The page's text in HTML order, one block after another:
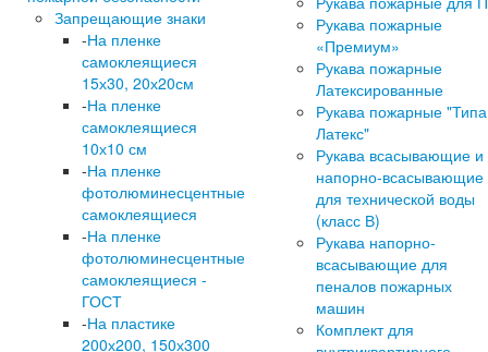
Запрещающие знаки
-На пленке
самоклеящиеся
15х30, 20х20см
-На пленке
самоклеящиеся
10х10 см
-На пленке
фотолюминесцентные
самоклеящиеся
-На пленке
фотолюминесцентные
самоклеящиеся -
ГОСТ
-На пластике
200х200, 150х300
Рукава пожарные
«Премиум»
Рукава пожарные
Латексированные
Рукава пожарные "Типа
Латекс"
Рукава всасывающие и
напорно-всасывающие
для технической воды
(класс В)
Рукава напорно-
всасывающие для
пеналов пожарных
машин
Комплект для